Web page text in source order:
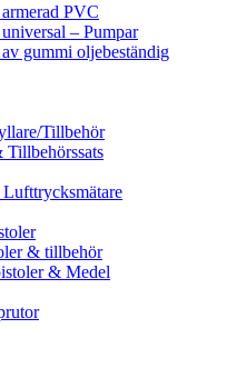
PVC
– Pumpar
gummi oljebeständig
Tillbehör
& tillbehör
& Medel